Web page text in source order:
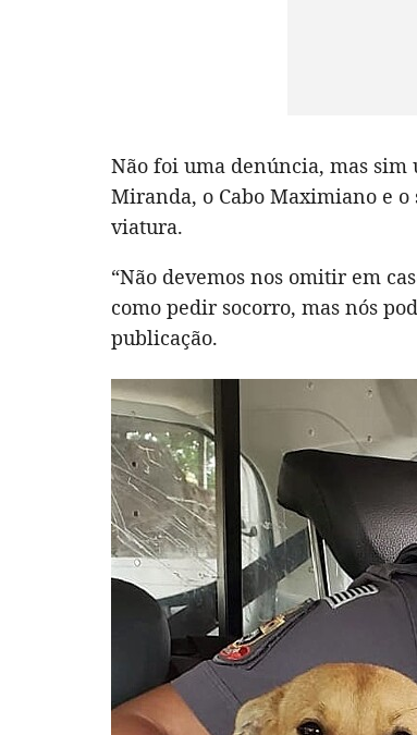
Não foi uma denúncia, mas
Miranda, o Cabo Maximiano e
viatura.
“Não devemos nos omitir em
como pedir socorro, mas nós
publicação.